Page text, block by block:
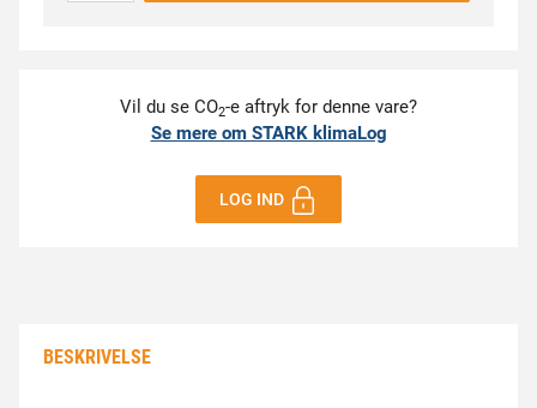
Vil du se CO2-e aftryk for denne vare?
Se mere om STARK klimaLog
LOG IND
BESKRIVELSE